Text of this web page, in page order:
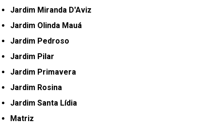
Jardim Miranda D'Aviz
Jardim Olinda Mauá
Jardim Pedroso
Jardim Pilar
Jardim Primavera
Jardim Rosina
Jardim Santa Lídia
Matriz